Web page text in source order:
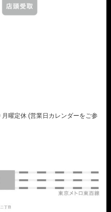
曜定休 (営業日カレンダーをご参